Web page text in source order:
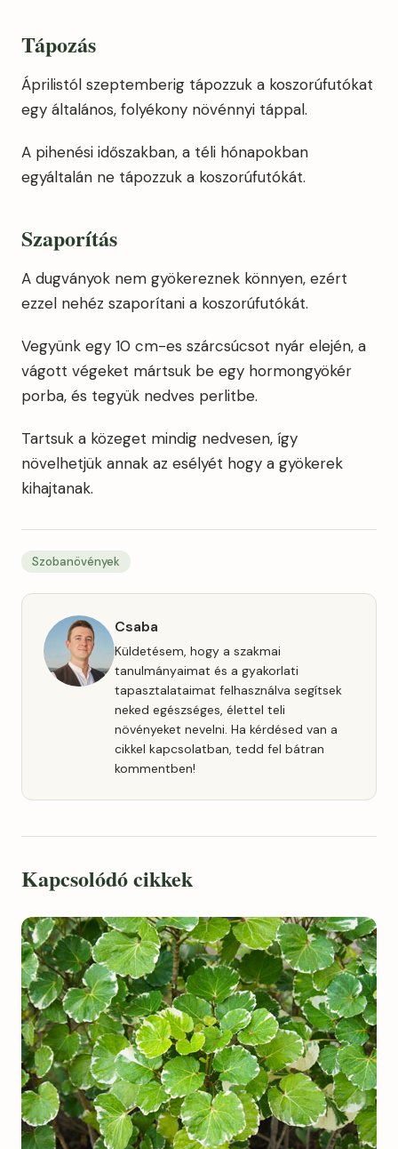
Tápozás
Áprilistól szeptemberig tápozzuk a koszorúfutókat
egy általános, folyékony növénnyi táppal.
A pihenési időszakban, a téli hónapokban
egyáltalán ne tápozzuk a koszorúfutókát.
Szaporítás
A dugványok nem gyökereznek könnyen, ezért
ezzel nehéz szaporítani a koszorúfutókát.
Vegyünk egy 10 cm-es szárcsúcsot nyár elején, a
vágott végeket mártsuk be egy hormongyökér
porba, és tegyük nedves perlitbe.
Tartsuk a közeget mindig nedvesen, így
növelhetjük annak az esélyét hogy a gyökerek
kihajtanak.
Szobanövények
Csaba
Küldetésem, hogy a szakmai
tanulmányaimat és a gyakorlati
tapasztalataimat felhasználva segítsek
neked egészséges, élettel teli
növényeket nevelni. Ha kérdésed van a
cikkel kapcsolatban, tedd fel bátran
kommentben!
Kapcsolódó cikkek